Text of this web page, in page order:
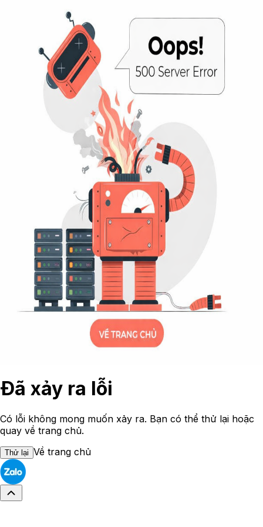
Đã xảy ra lỗi
Có lỗi không mong muốn xảy ra. Bạn có thể thử lại hoặc
quay về trang chủ.
Thử lại Về trang chủ